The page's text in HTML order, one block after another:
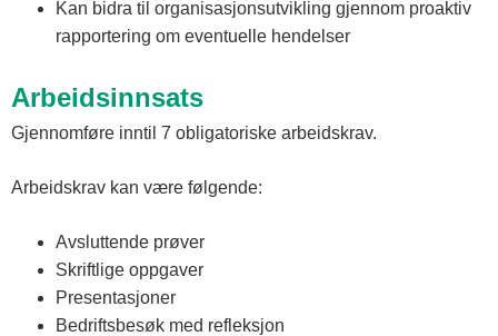
Kan bidra til organisasjonsutvikling gjennom proaktiv
rapportering om eventuelle hendelser
Arbeidsinnsats
Gjennomføre inntil 7 obligatoriske arbeidskrav.
Arbeidskrav kan være følgende:
Avsluttende prøver
Skriftlige oppgaver
Presentasjoner
Bedriftsbesøk med refleksjon